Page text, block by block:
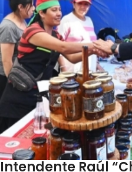
Intendente Raúl